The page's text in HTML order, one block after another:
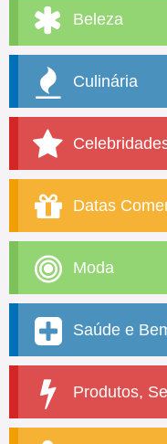
Beleza
Culinária
Datas
Moda
Saúde e
Produtos,